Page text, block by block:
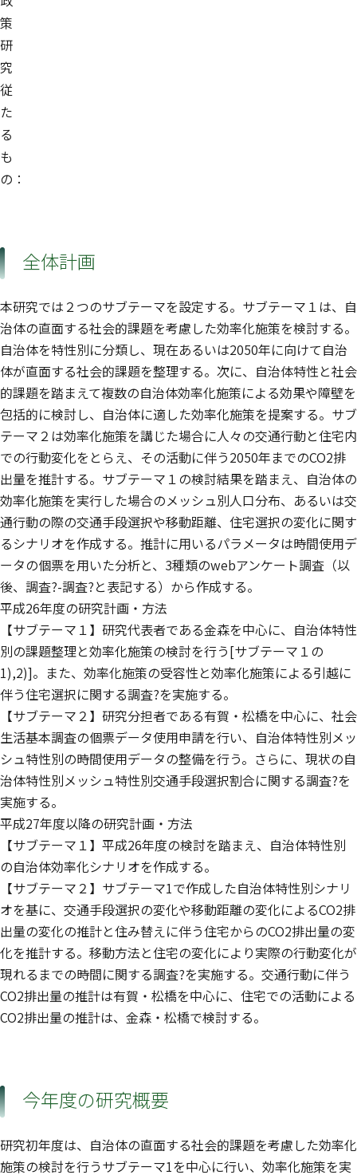
策
研
究
従
た
る
も
の：
全体計画
本研究では２つのサブテーマを設定する。サブテーマ１は、自
治体の直面する社会的課題を考慮した効率化施策を検討する。
自治体を特性別に分類し、現在あるいは2050年に向けて自治
体が直面する社会的課題を整理する。次に、自治体特性と社会
的課題を踏まえて複数の自治体効率化施策による効果や障壁を
包括的に検討し、自治体に適した効率化施策を提案する。サブ
テーマ２は効率化施策を講じた場合に人々の交通行動と住宅内
での行動変化をとらえ、その活動に伴う2050年までのCO2排
出量を推計する。サブテーマ１の検討結果を踏まえ、自治体の
効率化施策を実行した場合のメッシュ別人口分布、あるいは交
通行動の際の交通手段選択や移動距離、住宅選択の変化に関す
るシナリオを作成する。推計に用いるパラメータは時間使用デ
ータの個票を用いた分析と、3種類のwebアンケート調査（以
後、調査?-調査?と表記する）から作成する。
平成26年度の研究計画・方法
【サブテーマ１】研究代表者である金森を中心に、自治体特性
別の課題整理と効率化施策の検討を行う[サブテーマ１の
1),2)]。また、効率化施策の受容性と効率化施策による引越に
伴う住宅選択に関する調査?を実施する。
【サブテーマ２】研究分担者である有賀・松橋を中心に、社会
生活基本調査の個票データ使用申請を行い、自治体特性別メッ
シュ特性別の時間使用データの整備を行う。さらに、現状の自
治体特性別メッシュ特性別交通手段選択割合に関する調査?を
実施する。
平成27年度以降の研究計画・方法
【サブテーマ１】平成26年度の検討を踏まえ、自治体特性別
の自治体効率化シナリオを作成する。
【サブテーマ２】サブテーマ1で作成した自治体特性別シナリ
オを基に、交通手段選択の変化や移動距離の変化によるCO2排
出量の変化の推計と住み替えに伴う住宅からのCO2排出量の変
化を推計する。移動方法と住宅の変化により実際の行動変化が
現れるまでの時間に関する調査?を実施する。交通行動に伴う
CO2排出量の推計は有賀・松橋を中心に、住宅での活動による
CO2排出量の推計は、金森・松橋で検討する。
今年度の研究概要
研究初年度は、自治体の直面する社会的課題を考慮した効率化
施策の検討を行うサブテーマ1を中心に行い、効率化施策を実